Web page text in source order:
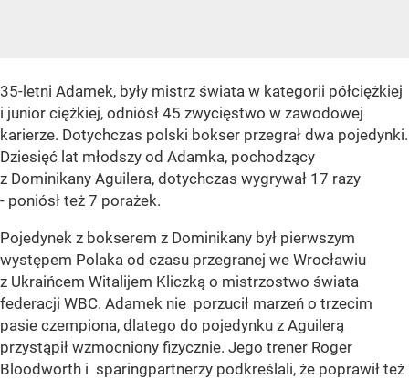
35-letni Adamek, były mistrz świata w kategorii półciężkiej
i junior ciężkiej, odniósł 45 zwycięstwo w zawodowej
karierze. Dotychczas polski bokser przegrał dwa pojedynki.
Dziesięć lat młodszy od Adamka, pochodzący
z Dominikany Aguilera, dotychczas wygrywał 17 razy
- poniósł też 7 porażek.
Pojedynek z bokserem z Dominikany był pierwszym
występem Polaka od czasu przegranej we Wrocławiu
z Ukraińcem Witalijem Kliczką o mistrzostwo świata
federacji WBC. Adamek nie porzucił marzeń o trzecim
pasie czempiona, dlatego do pojedynku z Aguilerą
przystąpił wzmocniony fizycznie. Jego trener Roger
Bloodworth i sparingpartnerzy podkreślali, że poprawił też